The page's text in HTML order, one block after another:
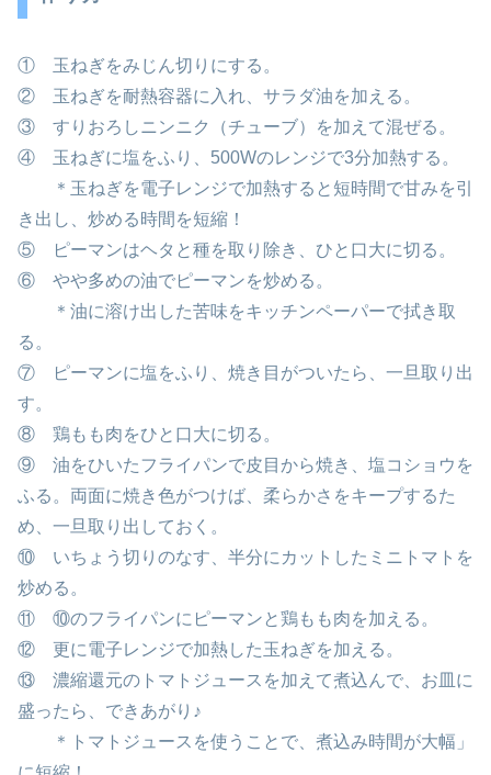
① 玉ねぎをみじん切りにする。
② 玉ねぎを耐熱容器に入れ、サラダ油を加える。
③ すりおろしニンニク（チューブ）を加えて混ぜる。
④ 玉ねぎに塩をふり、500Wのレンジで3分加熱する。
＊玉ねぎを電子レンジで加熱すると短時間で甘みを引
き出し、炒める時間を短縮！
⑤ ピーマンはヘタと種を取り除き、ひと口大に切る。
⑥ やや多めの油でピーマンを炒める。
＊油に溶け出した苦味をキッチンペーパーで拭き取
る。
⑦ ピーマンに塩をふり、焼き目がついたら、一旦取り出
す。
⑧ 鶏もも肉をひと口大に切る。
⑨ 油をひいたフライパンで皮目から焼き、塩コショウを
ふる。両面に焼き色がつけば、柔らかさをキープするた
め、一旦取り出しておく。
⑩ いちょう切りのなす、半分にカットしたミニトマトを
炒める。
⑪ ⑩のフライパンにピーマンと鶏もも肉を加える。
⑫ 更に電子レンジで加熱した玉ねぎを加える。
⑬ 濃縮還元のトマトジュースを加えて煮込んで、お皿に
盛ったら、できあがり♪
＊トマトジュースを使うことで、煮込み時間が大幅」